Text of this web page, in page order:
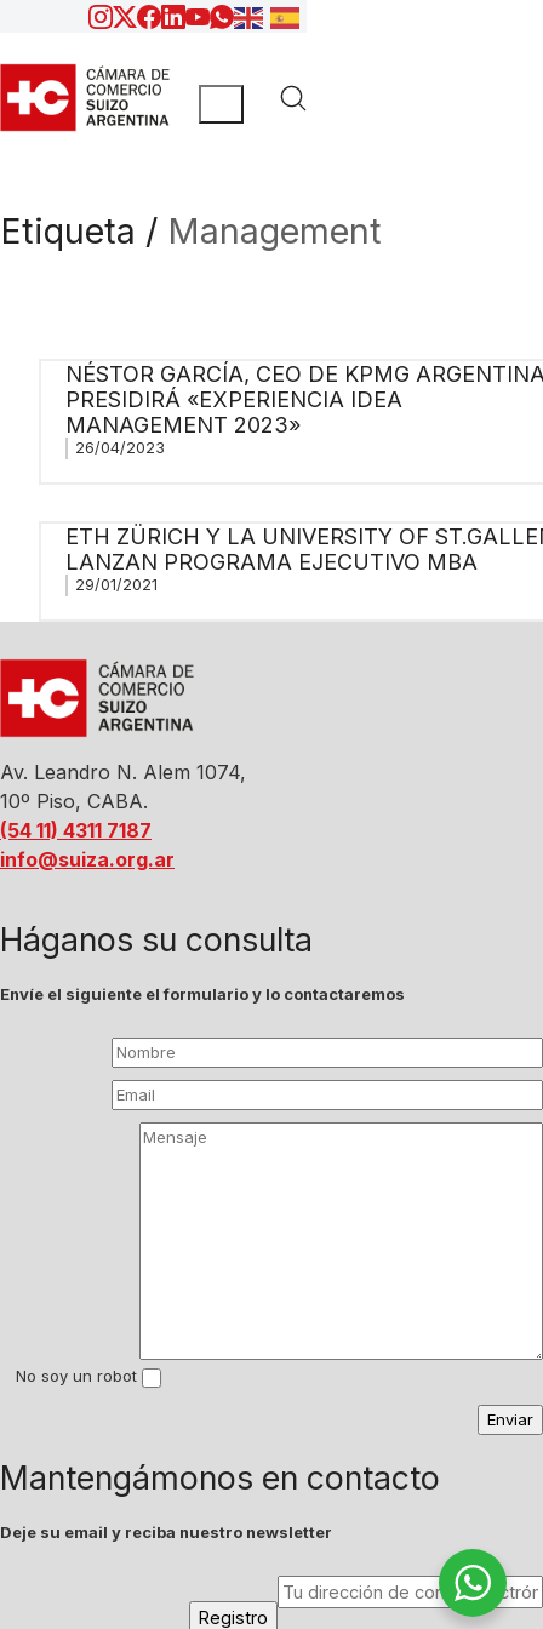
Etiqueta / Management
NÉSTOR GARCÍA, CEO DE KPMG
PRESIDIRÁ «EXPERIENCIA IDEA
MANAGEMENT 2023»
26/04/2023
ETH ZÜRICH Y LA UNIVERSITY OF
LANZAN PROGRAMA EJECUTIVO MBA
29/01/2021
Av. Leandro N. Alem 1074,
10º Piso, CABA.
(54 11) 4311 7187
info@suiza.org.ar
Háganos su consulta
Envíe el siguiente el formulario y lo contactaremos
No soy un robot
Mantengámonos en contacto
Deje su email y reciba nuestro newsletter